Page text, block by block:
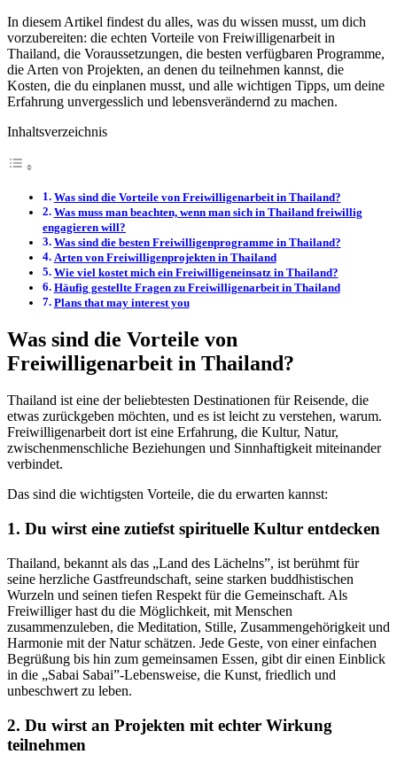
In diesem Artikel findest du alles, was du wissen musst, um dich
vorzubereiten: die echten Vorteile von Freiwilligenarbeit in
Thailand, die Voraussetzungen, die besten verfügbaren Programme,
die Arten von Projekten, an denen du teilnehmen kannst, die
Kosten, die du einplanen musst, und alle wichtigen Tipps, um deine
Erfahrung unvergesslich und lebensverändernd zu machen.
Inhaltsverzeichnis
Was sind die Vorteile von Freiwilligenarbeit in Thailand?
Was muss man beachten, wenn man sich in Thailand freiwillig
engagieren will?
Was sind die besten Freiwilligenprogramme in Thailand?
Arten von Freiwilligenprojekten in Thailand
Wie viel kostet mich ein Freiwilligeneinsatz in Thailand?
Häufig gestellte Fragen zu Freiwilligenarbeit in Thailand
Plans that may interest you
Was sind die Vorteile von
Freiwilligenarbeit in Thailand?
Thailand ist eine der beliebtesten Destinationen für Reisende, die
etwas zurückgeben möchten, und es ist leicht zu verstehen, warum.
Freiwilligenarbeit dort ist eine Erfahrung, die Kultur, Natur,
zwischenmenschliche Beziehungen und Sinnhaftigkeit miteinander
verbindet.
Das sind die wichtigsten Vorteile, die du erwarten kannst:
1. Du wirst eine zutiefst spirituelle Kultur entdecken
Thailand, bekannt als das „Land des Lächelns”, ist berühmt für
seine herzliche Gastfreundschaft, seine starken buddhistischen
Wurzeln und seinen tiefen Respekt für die Gemeinschaft. Als
Freiwilliger hast du die Möglichkeit, mit Menschen
zusammenzuleben, die Meditation, Stille, Zusammengehörigkeit und
Harmonie mit der Natur schätzen. Jede Geste, von einer einfachen
Begrüßung bis hin zum gemeinsamen Essen, gibt dir einen Einblick
in die „Sabai Sabai”-Lebensweise, die Kunst, friedlich und
unbeschwert zu leben.
2. Du wirst an Projekten mit echter Wirkung
teilnehmen